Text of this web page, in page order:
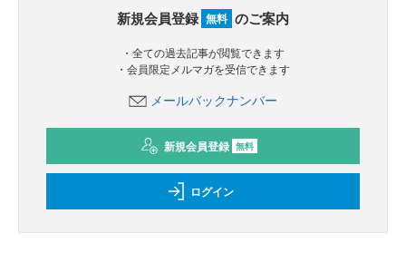
新規会員登録 無料 のご案内
・全ての過去記事が閲覧できます
・会員限定メルマガを受信できます
メールバックナンバー
新規会員登録 無料
ログイン